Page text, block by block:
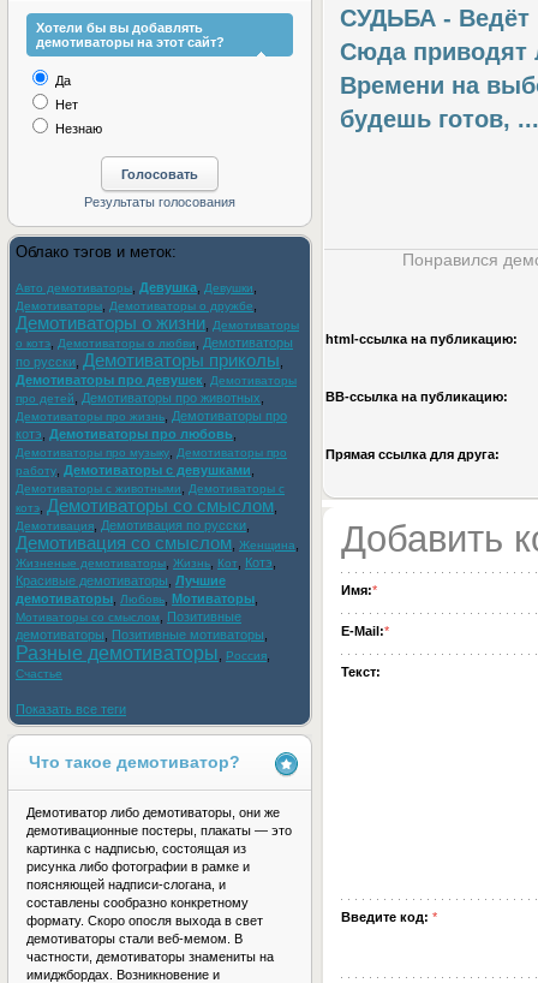
СУДЬБА - Ведёт
Сюда приводят
Времени на
будешь готов, ...
Понравился
html-cсылка на публикацию:
BB-cсылка на публикацию:
Прямая ссылка для друга:
Добавить
Имя:*
E-Mail:*
Текст:
Введите код: *
Хотели бы вы добавлять
демотиваторы на этот сайт?
Да
Нет
Незнаю
Облако тэгов и меток:
Авто демотиваторы Девушка Девушки
Демотиваторы Демотиваторы о дружбе
Демотиваторы о жизни
Демотиваторы
о котэ
Демотиваторы о любви
Демотиваторы
по русски Демотиваторы приколы
Демотиваторы про девушек
Демотиваторы
про детей
Демотиваторы про животных
Демотиваторы про жизнь
Демотиваторы про
котэ
Демотиваторы про любовь
Демотиваторы про музыку
Демотиваторы про
работу
Демотиваторы с девушками
Демотиваторы с животными
Демотиваторы с
котэ
Демотиваторы со смыслом
Демотивация Демотивация по русски
Демотивация со смыслом Женщина
Жизненые демотиваторы Жизнь Кот Котэ
Красивые демотиваторы Лучшие
демотиваторы
Любовь Мотиваторы
Мотиваторы со смыслом
Позитивные
демотиваторы
Позитивные мотиваторы
Разные демотиваторы Россия
Счастье
Показать все теги
Что такое демотиватор?
Демотиватор либо демотиваторы, они же
демотивационные постеры, плакаты — это
картинка с надписью, состоящая из
рисунка либо фотографии в рамке и
поясняющей надписи-слогана, и
составлены сообразно конкретному
формату. Скоро опосля выхода в свет
демотиваторы стали веб-мемом. В
частности, демотиваторы знамениты на
имиджбордах. Возникновение и